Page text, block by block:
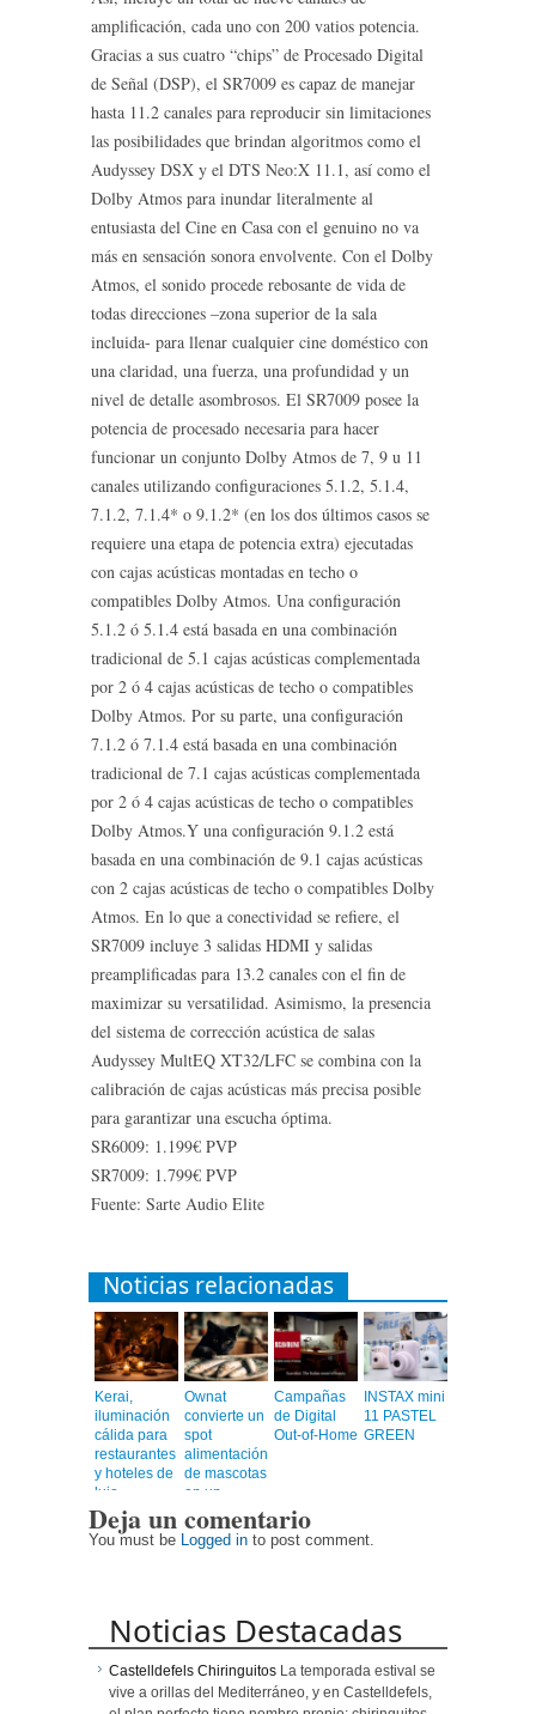
amplificación, cada uno con 200 vatios potencia.
Gracias a sus cuatro “chips” de Procesado Digital
de Señal (DSP), el SR7009 es capaz de manejar
hasta 11.2 canales para reproducir sin limitaciones
las posibilidades que brindan algoritmos como el
Audyssey DSX y el DTS Neo:X 11.1, así como el
Dolby Atmos para inundar literalmente al
entusiasta del Cine en Casa con el genuino no va
más en sensación sonora envolvente. Con el Dolby
Atmos, el sonido procede rebosante de vida de
todas direcciones –zona superior de la sala
incluida- para llenar cualquier cine doméstico con
una claridad, una fuerza, una profundidad y un
nivel de detalle asombrosos. El SR7009 posee la
potencia de procesado necesaria para hacer
funcionar un conjunto Dolby Atmos de 7, 9 u 11
canales utilizando configuraciones 5.1.2, 5.1.4,
7.1.2, 7.1.4* o 9.1.2* (en los dos últimos casos se
requiere una etapa de potencia extra) ejecutadas
con cajas acústicas montadas en techo o
compatibles Dolby Atmos. Una configuración
5.1.2 ó 5.1.4 está basada en una combinación
tradicional de 5.1 cajas acústicas complementada
por 2 ó 4 cajas acústicas de techo o compatibles
Dolby Atmos. Por su parte, una configuración
7.1.2 ó 7.1.4 está basada en una combinación
tradicional de 7.1 cajas acústicas complementada
por 2 ó 4 cajas acústicas de techo o compatibles
Dolby Atmos.Y una configuración 9.1.2 está
basada en una combinación de 9.1 cajas acústicas
con 2 cajas acústicas de techo o compatibles Dolby
Atmos. En lo que a conectividad se refiere, el
SR7009 incluye 3 salidas HDMI y salidas
preamplificadas para 13.2 canales con el fin de
maximizar su versatilidad. Asimismo, la presencia
del sistema de corrección acústica de salas
Audyssey MultEQ XT32/LFC se combina con la
calibración de cajas acústicas más precisa posible
para garantizar una escucha óptima.
SR6009: 1.199€ PVP
SR7009: 1.799€ PVP
Fuente: Sarte Audio Elite
Noticias relacionadas
Kerai,
iluminación
cálida para
restaurantes
y hoteles de
lujo
Ownat
convierte un
spot
alimentación
de mascotas
en un
musical
Campañas
de Digital
Out-of-Home
INSTAX mini
11 PASTEL
GREEN
Deja un comentario
You must be Logged in to post comment.
Noticias Destacadas
Castelldefels Chiringuitos La temporada estival se
vive a orillas del Mediterráneo, y en Castelldefels,